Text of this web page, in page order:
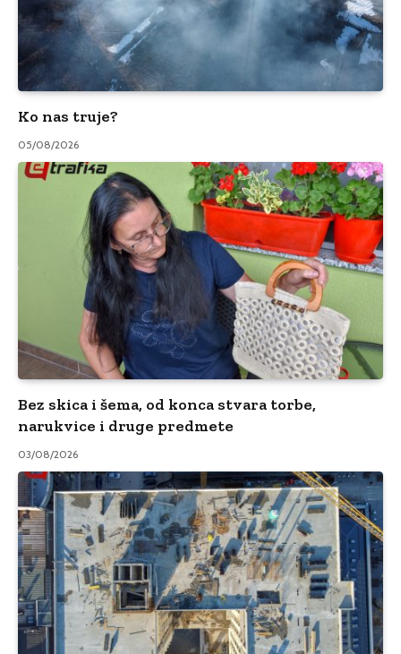
Ko nas truje?
05/08/2026
Bez skica i šema, od konca stvara torbe,
narukvice i druge predmete
03/08/2026